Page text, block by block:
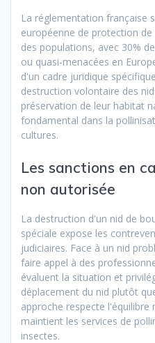
La réglementation française
européenne de protection
des populations, avec 30%
ou quasi-menacées en
d'un cadre juridique
destruction volontaire des
préservation de leur habitat
fondamental dans la
cultures.
Les sanctions en
non autorisée
La destruction d'un nid de
spéciale expose les
judiciaires. Face à un nid
faire appel à des
évaluent la situation et
déplacement du nid plutôt
approche respecte
maintient les services de
insectes.